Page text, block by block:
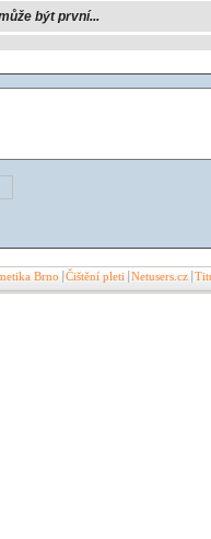
být první...
Brno Čištění pleti Netusers.cz